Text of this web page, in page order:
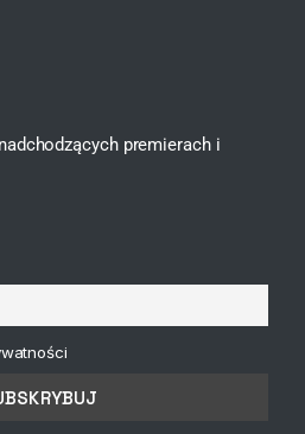
premierach i